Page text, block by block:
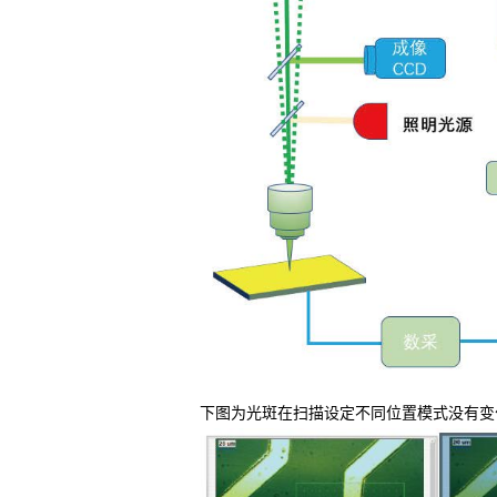
下图为光斑在扫描设定不同位置模式没有变